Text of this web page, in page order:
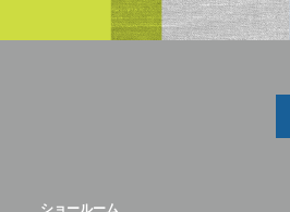
ショールーム